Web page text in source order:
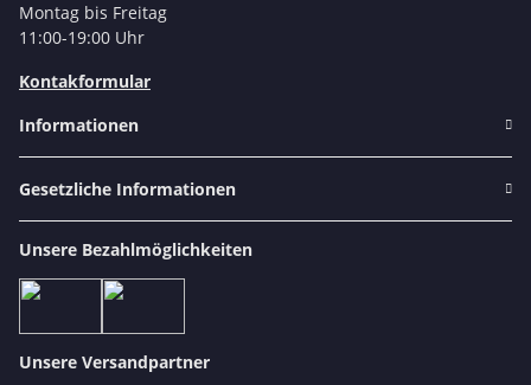
Montag bis Freitag
11:00-19:00 Uhr
Kontakformular
Informationen
Gesetzliche Informationen
Unsere Bezahlmöglichkeiten
Unsere Versandpartner